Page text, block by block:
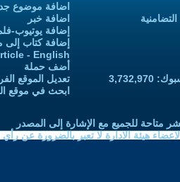
اضافة موضوع
اضافة خبر
إضافة يوتيوب-
إضافة كتاب إلى
- English
أضف حملة
تعديل الموقع
ابحث في موقع
متاحة للجميع مع الإشارة إلى المصدر
هيئة الادارة لا تعبر بالضرورة عن رأي